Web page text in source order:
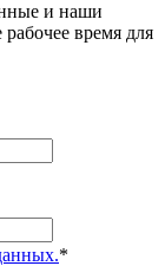
и наши
время для
*